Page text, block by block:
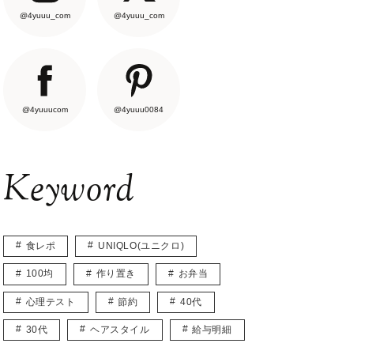
@4yuuu_com @4yuuu_com
@4yuuucom @4yuuu0084
Keyword
食レポ UNIQLO(ユニクロ)
100均 作り置き お弁当
心理テスト 節約 40代
30代 ヘアスタイル 給与明細